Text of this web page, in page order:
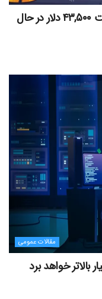
مایکل ترپین: متاسفم، بیت‌کوین به سمت ۴۳,۵۰۰ دلار در حال
مقالات عمومی
بالاتر خواهد برد